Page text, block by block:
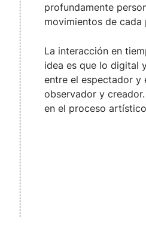
profundamente
movimientos de
La interacción en
idea es que lo digital
entre el espectador y
observador y
en el proceso